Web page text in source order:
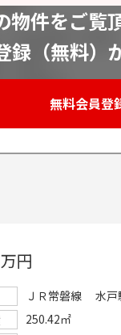
物件をご覧
録（無料）
無料会員登
万円
ＪＲ常磐線 水戸
250.42㎡